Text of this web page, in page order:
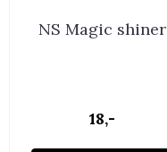
NS Magic shiner
18,-